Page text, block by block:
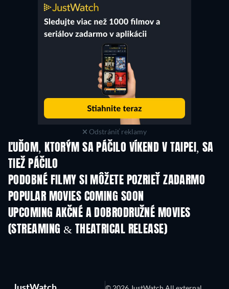
Odstrániť reklamy
ĽUĎOM, KTORÝM SA PÁČILO VÍKEND V TAIPEI, SA
TIEŽ PÁČILO
PODOBNÉ FILMY SI MÔŽETE POZRIEŤ ZADARMO
POPULAR MOVIES COMING SOON
UPCOMING AKČNÉ A DOBRODRUŽNÉ MOVIES
(STREAMING & THEATRICAL RELEASE)